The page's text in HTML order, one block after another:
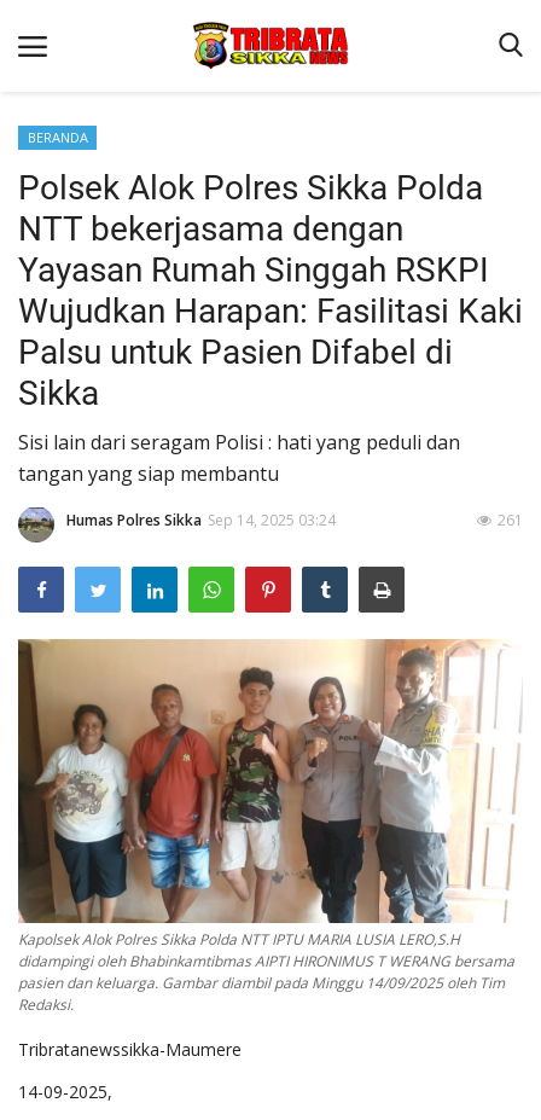
Beranda
Terms & Conditions
Reskrim
Binkam
Lantas
Polisi Kita
Giat Ops
BERANDA
Polsek Alok Polres Sikka Polda
NTT bekerjasama dengan
Yayasan Rumah Singgah RSKPI
Wujudkan Harapan: Fasilitasi Kaki
Palsu untuk Pasien Difabel di
Sikka
Sisi lain dari seragam Polisi : hati yang peduli dan
tangan yang siap membantu
Humas Polres Sikka Sep 14, 2025 03:24 261
Kapolsek Alok Polres Sikka Polda NTT IPTU MARIA LUSIA LERO,S.H
didampingi oleh Bhabinkamtibmas AIPTI HIRONIMUS T WERANG bersama
pasien dan keluarga. Gambar diambil pada Minggu 14/09/2025 oleh Tim
Redaksi.
Tribratanewssikka-Maumere
14-09-2025,